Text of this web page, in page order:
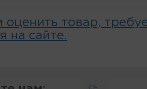
оценить товар,
на сайте.